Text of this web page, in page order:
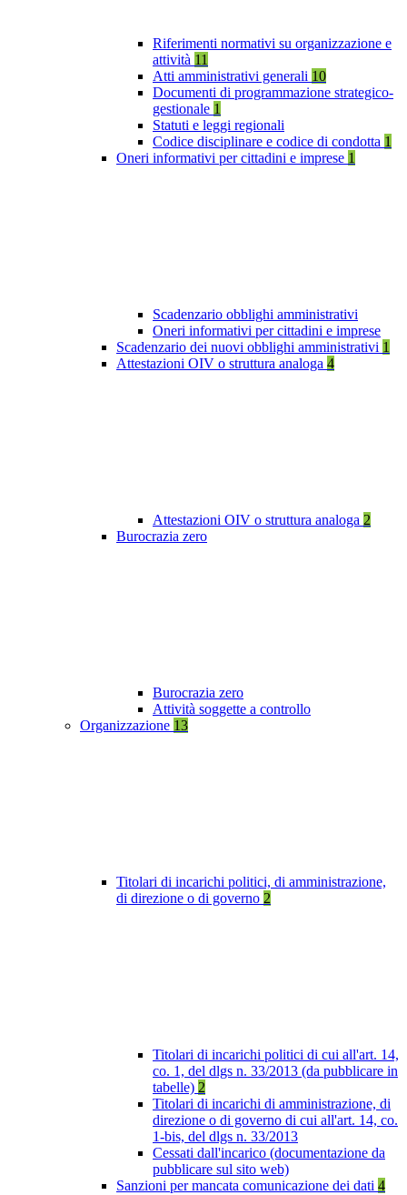
Riferimenti normativi su organizzazione e
attività 11
Atti amministrativi generali 10
Documenti di programmazione strategico-
gestionale 1
Statuti e leggi regionali
Codice disciplinare e codice di condotta 1
Oneri informativi per cittadini e imprese 1
Scadenzario obblighi amministrativi
Oneri informativi per cittadini e imprese
Scadenzario dei nuovi obblighi amministrativi 1
Attestazioni OIV o struttura analoga 4
Attestazioni OIV o struttura analoga 2
Burocrazia zero
Burocrazia zero
Attività soggette a controllo
Organizzazione 13
Titolari di incarichi politici, di amministrazione,
di direzione o di governo 2
Titolari di incarichi politici di cui all'art. 14,
co. 1, del dlgs n. 33/2013 (da pubblicare in
tabelle) 2
Titolari di incarichi di amministrazione, di
direzione o di governo di cui all'art. 14, co.
1-bis, del dlgs n. 33/2013
Cessati dall'incarico (documentazione da
pubblicare sul sito web)
Sanzioni per mancata comunicazione dei dati 4